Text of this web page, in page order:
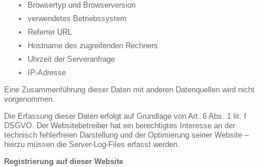
Browsertyp und Browserversion
verwendetes Betriebssystem
Referrer URL
Hostname des zugreifenden Rechners
Uhrzeit der Serveranfrage
IP-Adresse
Eine Zusammenführung dieser Daten mit anderen Datenquellen wird nicht
vorgenommen.
Die Erfassung dieser Daten erfolgt auf Grundlage von Art. 6 Abs. 1 lit. f
DSGVO. Der Websitebetreiber hat ein berechtigtes Interesse an der
technisch fehlerfreien Darstellung und der Optimierung seiner Website –
hierzu müssen die Server-Log-Files erfasst werden.
Registrierung auf dieser Website